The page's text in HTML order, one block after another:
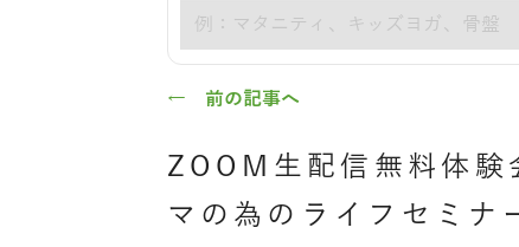
JAHAについて JAHAヨガスタ
JAHA資格講座一覧 卒業生の
骨盤スリムヨガ®通信 ベビママヨガ
ヨガレッスンカレンダー オンラインヨ
← 前の記事へ
ZOOM生配信無料体験
マの為のライフセミ